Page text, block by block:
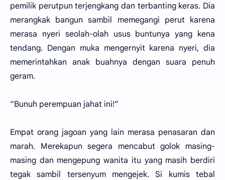
pemilik perutpun terjengkang dan terbanting keras. Dia
merangkak bangun sambil memegangi perut karena
merasa nyeri seolah-olah usus buntunya yang kena
tendang. Dengan muka mengernyit karena nyeri, dia
memerintahkan anak buahnya dengan suara penuh
geram.
“Bunuh perempuan jahat ini!”
Empat orang jagoan yang lain merasa penasaran dan
marah. Merekapun segera mencabut golok masing-
masing dan mengepung wanita itu yang masih berdiri
tegak sambil tersenyum mengejek. Si kumis tebal